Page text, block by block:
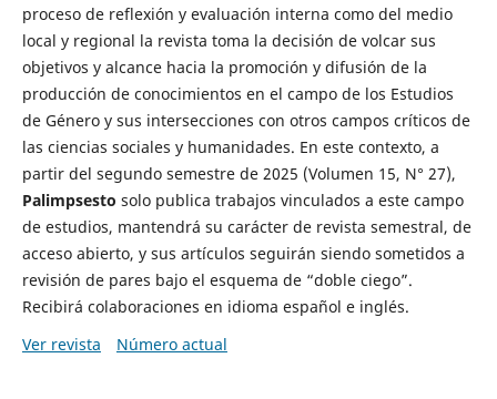
proceso de reflexión y evaluación interna como del medio
local y regional la revista toma la decisión de volcar sus
objetivos y alcance hacia la promoción y difusión de la
producción de conocimientos en el campo de los Estudios
de Género y sus intersecciones con otros campos críticos de
las ciencias sociales y humanidades. En este contexto, a
partir del segundo semestre de 2025 (Volumen 15, N° 27),
Palimpsesto solo publica trabajos vinculados a este campo
de estudios, mantendrá su carácter de revista semestral, de
acceso abierto, y sus artículos seguirán siendo sometidos a
revisión de pares bajo el esquema de “doble ciego”.
Recibirá colaboraciones en idioma español e inglés.
Ver revista
Número actual